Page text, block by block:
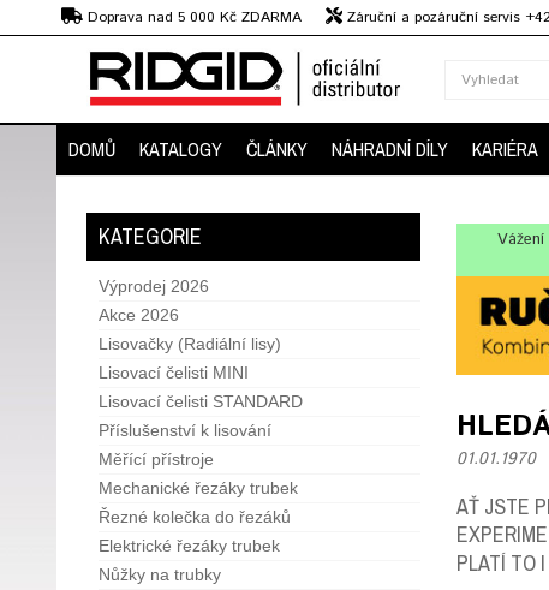
Doprava nad 5 000 Kč ZDARMA Záruční a pozáruční servis
Předvedení strojů
DOMŮ KATALOGY ČLÁNKY NÁHRADNÍ DÍLY KARIÉRA
KATEGORIE
Výprodej 2026
Akce 2026
Lisovačky (Radiální lisy)
Lisovací čelisti MINI
Lisovací čelisti STANDARD
Příslušenství k lisování
Měřící přístroje
Mechanické řezáky trubek
Řezné kolečka do řezáků
Elektrické řezáky trubek
Nůžky na trubky
Vážení
01.01.1970
AŤ JSTE
PLATÍ TO